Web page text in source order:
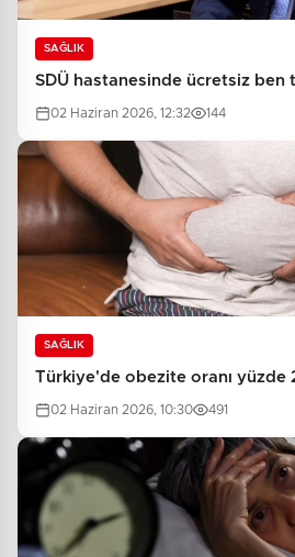
SAĞLIK
SDÜ hastanesinde ücretsiz ben
02 Haziran 2026, 12:32 144
SAĞLIK
Türkiye'de obezite oranı yüzde
02 Haziran 2026, 10:30 491